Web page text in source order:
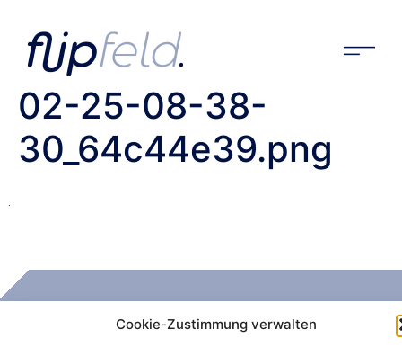
Cookie-Zustimmung verwalten
Elementor-post-
02-25-08-38-
30_64c44e39.png
Redebedarf?